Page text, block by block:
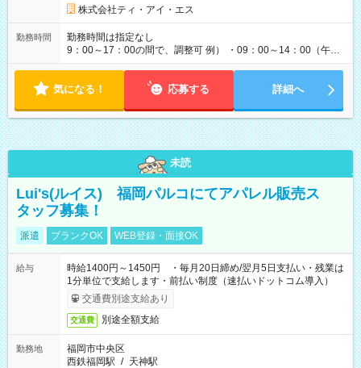
株式会社ティ・アイ・エス
勤務時間
勤務時間は指定なし
9：00～17：00の間で、調整可 例） ・09：00～14：00（午後
からは家事に） ・10：00～16：00（朝はゆっくりスタート）
勤務で、ご希望に合わせて調整します。 ◎今週は子供の行事
気になる！ 応募する 詳細へ
未読
Lui's(ルイス) 福岡パルコにてアパレル販売ス
タッフ募集！
派遣 ブランクOK WEB登録・面接OK
給与
時給1400円～1450円 ・毎月20日締め/翌月5日支払い・残業は
1分単位で支給します・前払い制度（速払いドットコム導入）
交通費別途支給あり
交通費 別途全額支給
勤務地
福岡市中央区
西鉄福岡駅 / 天神駅